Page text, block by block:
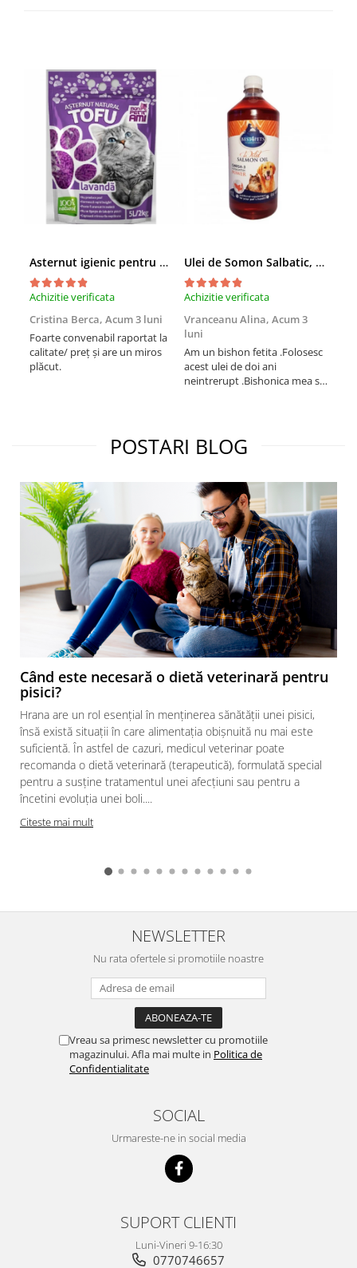
Asternut igienic pentru pisici Tofu Lavanda, Mon Petit 5 l
Achizitie verificata
Cristina Berca, Acum 3 luni
Foarte convenabil raportat la
calitate/ preț și are un miros
plăcut.
Ulei de Somon Salbatic, câini și pisici, piele si blană, BEST4PETS, 1l
Achizitie verificata
Vranceanu Alina, Acum 3
luni
Am un bishon fetita .Folosesc
acest ulei de doi ani
neintrerupt .Bishonica mea se
treia comanda recomand cu
mult drag !
POSTARI BLOG
Când este necesară o dietă veterinară pentru
pisici?
Hrana are un rol esențial în menținerea sănătății unei pisici,
însă există situații în care alimentația obișnuită nu mai este
suficientă. În astfel de cazuri, medicul veterinar poate
recomanda o dietă veterinară (terapeutică), formulată special
pentru a susține tratamentul unei afecțiuni sau pentru a
încetini evoluția unei boli....
Citeste mai mult
NEWSLETTER
Nu rata ofertele si promotiile noastre
Vreau sa primesc newsletter cu promotiile
magazinului. Afla mai multe in Politica de
Confidentialitate
SOCIAL
Urmareste-ne in social media
SUPORT CLIENTI
Luni-Vineri 9-16:30
0770746657